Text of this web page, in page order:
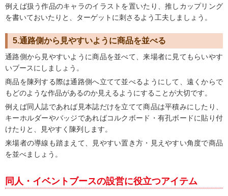
例えば扱う作品のキャラのイラストを置いたり、推しカップリング
を書いておいたりと、ターゲットに刺さるよう工夫しましょう。
5.通路側から見やすいように商品を並べる
通路側から見やすいように商品を並べて、来場者に見てもらいやす
いブースにしましょう。
商品を陳列する際は通路側へ立てて並べるようにして、遠くからで
もどのような作品があるのか見えるようにすることが大切です。
例えば同人誌であれば見本誌だけを立てて商品は平積みにしたり、
キーホルダーやバッジであればコルクボード・有孔ボードに貼り付
けたりと、見やすく陳列します。
来場者の導線も踏まえて、見やすい置き方・見えやすい角度で商品
を並べましょう。
同人・イベントブースの設営に役立つアイテム